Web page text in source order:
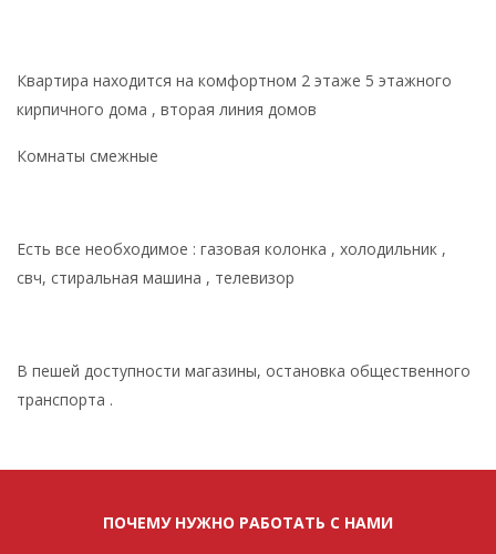
Квартира находится на комфортном 2 этаже 5 этажного
кирпичного дома , вторая линия домов
Комнаты смежные
Есть все необходимое : газовая колонка , холодильник ,
свч, стиральная машина , телевизор
В пешей доступности магазины, остановка общественного
транспорта .
ПОЧЕМУ НУЖНО РАБОТАТЬ С НАМИ